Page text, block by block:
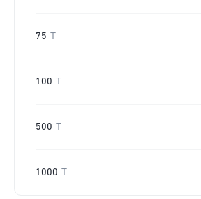
75
100
500
1000